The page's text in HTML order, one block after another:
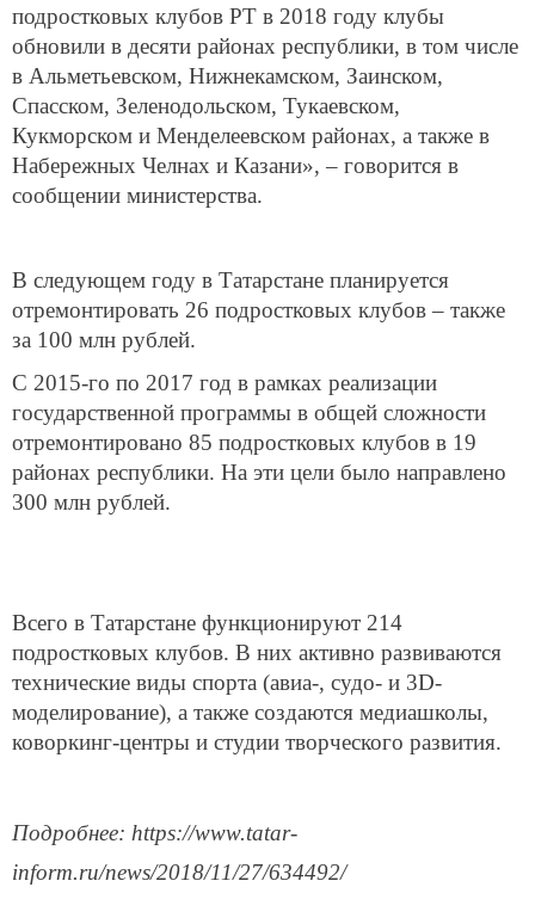
подростковых клубов РТ в 2018 году клубы
обновили в десяти районах республики, в том числе
в Альметьевском, Нижнекамском, Заинском,
Спасском, Зеленодольском, Тукаевском,
Кукморском и Менделеевском районах, а также в
Набережных Челнах и Казани», – говорится в
сообщении министерства.
В следующем году в Татарстане планируется
отремонтировать 26 подростковых клубов – также
за 100 млн рублей.
С 2015-го по 2017 год в рамках реализации
государственной программы в общей сложности
отремонтировано 85 подростковых клубов в 19
районах республики. На эти цели было направлено
300 млн рублей.
Всего в Татарстане функционируют 214
подростковых клубов. В них активно развиваются
технические виды спорта (авиа-, судо- и 3D-
моделирование), а также создаются медиашколы,
коворкинг-центры и студии творческого развития.
Подробнее: https://www.tatar-
inform.ru/news/2018/11/27/634492/